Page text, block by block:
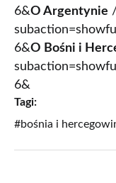
6&O Argentynie
6&O Bośni i
6&
Tagi:
#bośnia i